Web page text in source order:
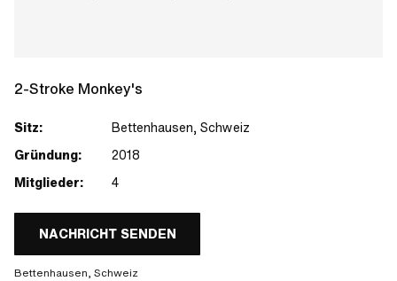
2-Stroke Monkey's
Sitz:
Bettenhausen, Schweiz
Gründung:
2018
Mitglieder:
4
NACHRICHT SENDEN
Bettenhausen, Schweiz